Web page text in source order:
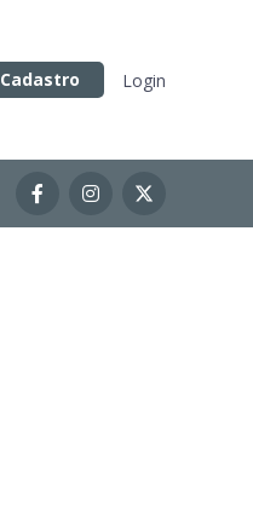
Cadastro Login
Categoria